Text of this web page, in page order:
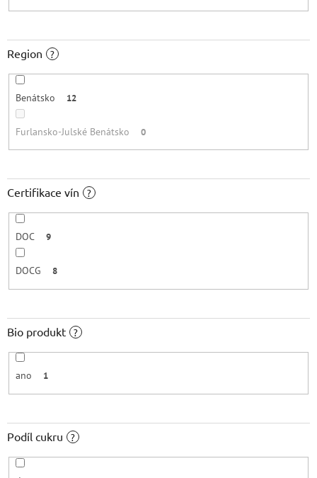
Region ?
Benátsko 12
Furlansko-Julské Benátsko 0
Certifikace vín ?
DOC 9
DOCG 8
Bio produkt ?
ano 1
Podíl cukru ?